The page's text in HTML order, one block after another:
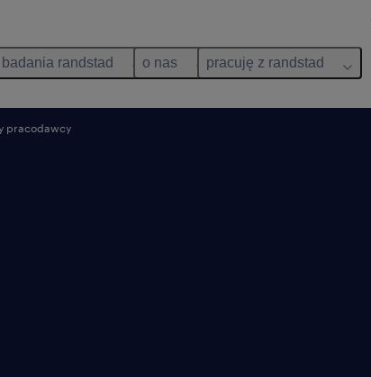
badania randstad o nas pracuję z randstad
pracodawcy